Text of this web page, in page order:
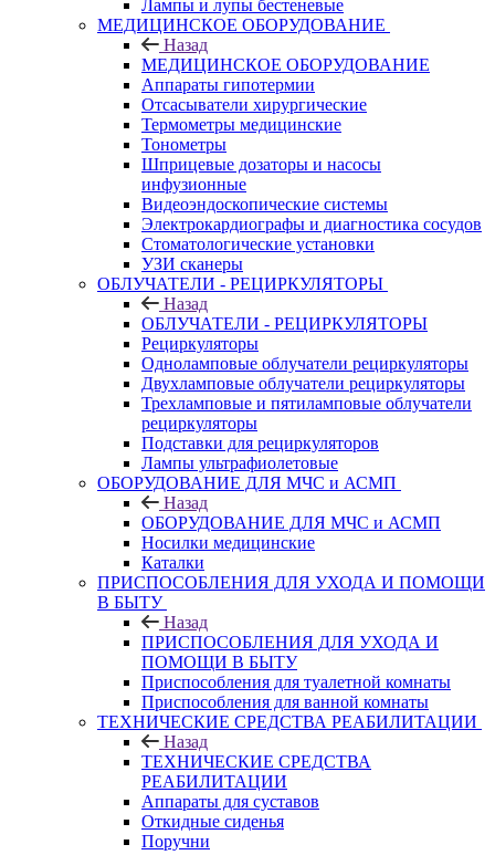
Лампы и лупы бестеневые
МЕДИЦИНСКОЕ ОБОРУДОВАНИЕ
Назад
МЕДИЦИНСКОЕ ОБОРУДОВАНИЕ
Аппараты гипотермии
Отсасыватели хирургические
Термометры медицинские
Тонометры
Шприцевые дозаторы и насосы
инфузионные
Видеоэндоскопические системы
Электрокардиографы и диагностика сосудов
Стоматологические установки
УЗИ сканеры
ОБЛУЧАТЕЛИ - РЕЦИРКУЛЯТОРЫ
Назад
ОБЛУЧАТЕЛИ - РЕЦИРКУЛЯТОРЫ
Рециркуляторы
Одноламповые облучатели рециркуляторы
Двухламповые облучатели рециркуляторы
Трехламповые и пятиламповые облучатели
рециркуляторы
Подставки для рециркуляторов
Лампы ультрафиолетовые
ОБОРУДОВАНИЕ ДЛЯ МЧС и АСМП
Назад
ОБОРУДОВАНИЕ ДЛЯ МЧС и АСМП
Носилки медицинские
Каталки
ПРИСПОСОБЛЕНИЯ ДЛЯ УХОДА И ПОМОЩИ
В БЫТУ
Назад
ПРИСПОСОБЛЕНИЯ ДЛЯ УХОДА И
ПОМОЩИ В БЫТУ
Приспособления для туалетной комнаты
Приспособления для ванной комнаты
ТЕХНИЧЕСКИЕ СРЕДСТВА РЕАБИЛИТАЦИИ
Назад
ТЕХНИЧЕСКИЕ СРЕДСТВА
РЕАБИЛИТАЦИИ
Аппараты для суставов
Откидные сиденья
Поручни